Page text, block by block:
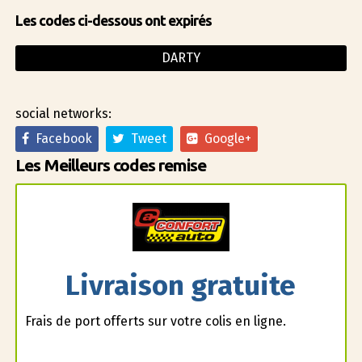
Les codes ci-dessous ont expirés
DARTY
social networks:
Facebook
Tweet Google+
Les Meilleurs codes remise
Livraison gratuite
Frais de port offerts sur votre colis en ligne.